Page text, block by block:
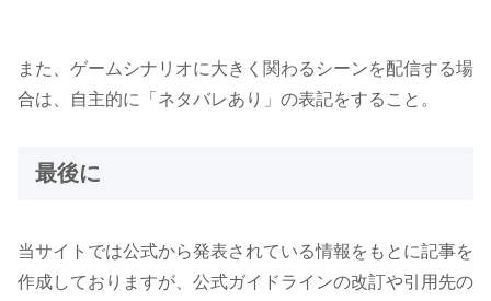
また、ゲームシナリオに大きく関わるシーンを配信する場
合は、自主的に「ネタバレあり」の表記をすること。
最後に
当サイトでは公式から発表されている情報をもとに記事を
作成しておりますが、公式ガイドラインの改訂や引用先の